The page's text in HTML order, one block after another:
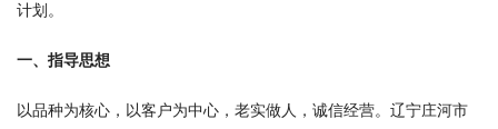
计划。
一、指导思想
以品种为核心，以客户为中心，老实做人，诚信经营。辽宁庄河市